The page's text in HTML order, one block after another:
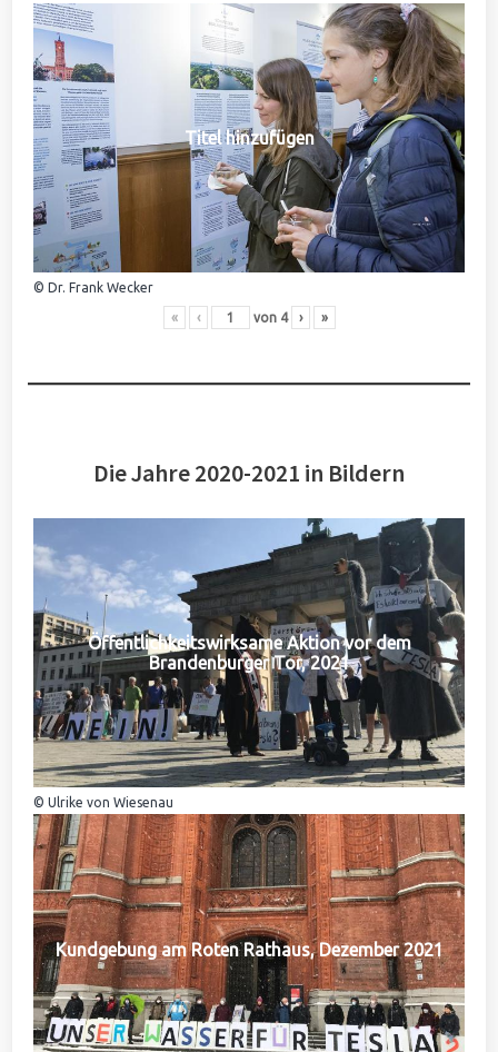
Titel hinzufügen
© Dr. Frank Wecker
« ‹ von 4 › »
Die Jahre 2020-2021 in Bildern
Öffentlichkeitswirksame Aktion vor dem
Brandenburger Tor, 2021
© Ulrike von Wiesenau
Kundgebung am Roten Rathaus, Dezember 2021